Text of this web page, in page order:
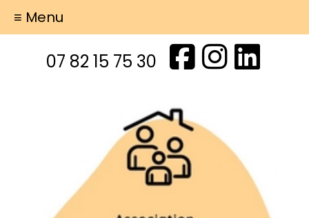
07 82 15 75 30
≡ Menu